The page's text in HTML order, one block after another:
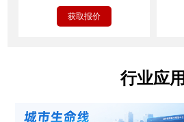
获取报价
行业应用